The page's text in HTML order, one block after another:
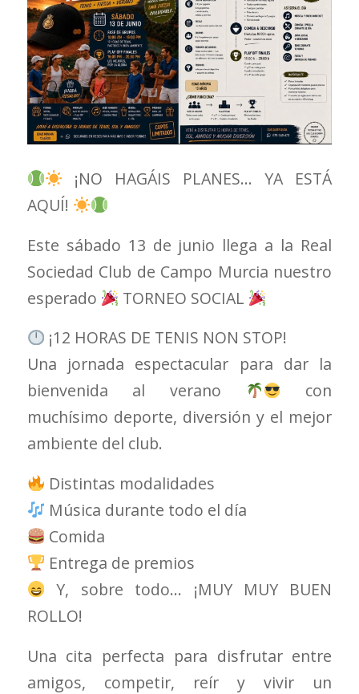
¡NO HAGÁIS PLANES… YA ESTÁ
AQUÍ!
Este sábado 13 de junio llega a la Real
Sociedad Club de Campo Murcia nuestro
esperado
TORNEO SOCIAL
¡12 HORAS DE TENIS NON STOP!
Una jornada espectacular para dar la
bienvenida al verano
con
muchísimo deporte, diversión y el mejor
ambiente del club.
Distintas modalidades
Música durante todo el día
Comida
Entrega de premios
Y, sobre todo… ¡MUY MUY BUEN
ROLLO!
Una cita perfecta para disfrutar entre
amigos, competir, reír y vivir un